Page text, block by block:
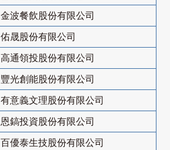
金波餐飲股份有限公司
佑晟股份有限公司
高通領投股份有限公司
豐光創能股份有限公司
有意義文理股份有限公司
恩鎬投資股份有限公司
百優泰生技股份有限公司